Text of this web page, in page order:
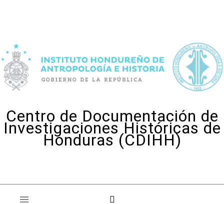
Centro de Documentación de
Investigaciones Históricas de
Honduras (CDIHH)